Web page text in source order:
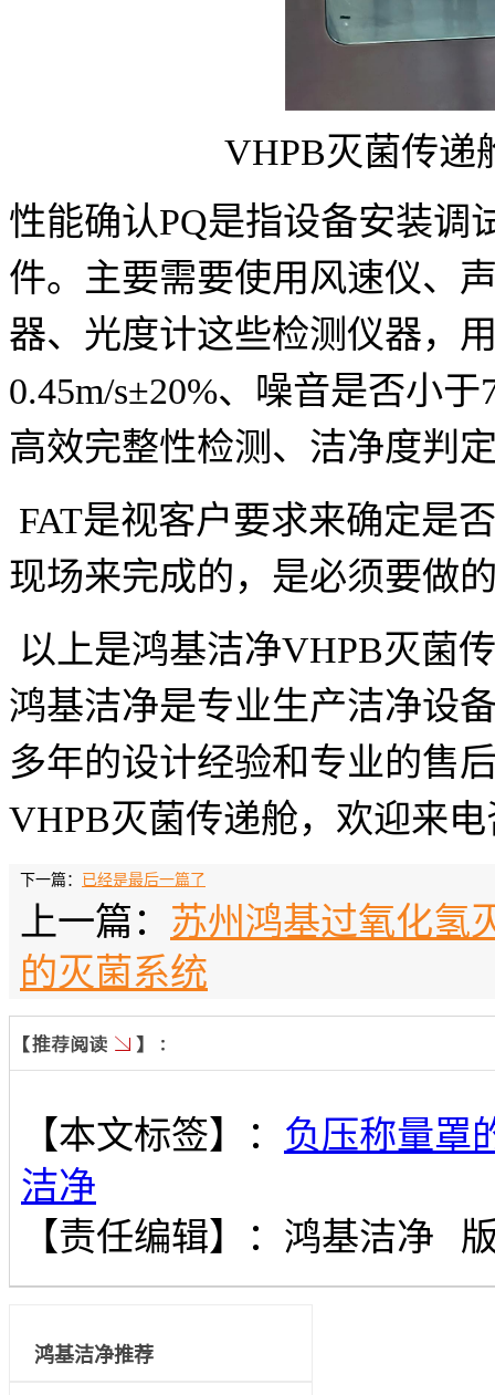
VHPB灭菌传递
性能确认PQ是指设备安装调
件。主要需要使用风速仪、
器、光度计这些检测仪器，
0.45m/s±20%、噪音是否小
高效完整性检测、洁净度判
FAT是视客户要求来确定是
现场来完成的，是必须要做
以上是鸿基洁净VHPB灭菌
鸿基洁净是专业生产洁净设
多年的设计经验和专业的售
VHPB灭菌传递舱，欢迎来电
下一篇： 已经是最后一篇了
上一篇： 苏州鸿基过氧化氢
的灭菌系统
【本文标签】： 负压称量罩
洁净
【责任编辑】： 鸿基洁净
鸿基洁净推荐